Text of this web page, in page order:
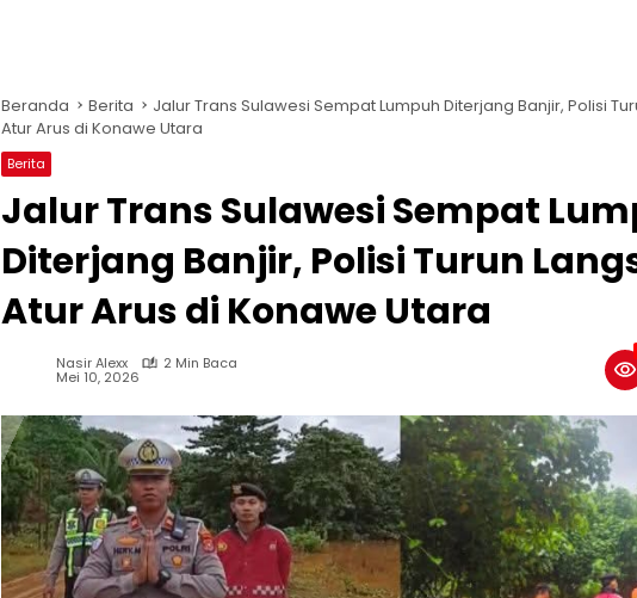
Beranda Berita
Jalur Trans Sulawesi Sempat Lumpuh Diterjang Banjir, Polisi
Atur Arus di Konawe Utara
Berita
Jalur Trans Sulawesi Sempat
Diterjang Banjir, Polisi Turun
Atur Arus di Konawe Utara
Nasir Alexx 2 Min Baca
Mei 10, 2026